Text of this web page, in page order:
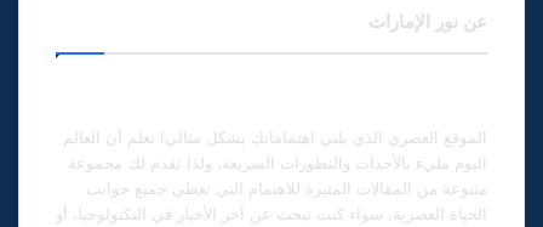
عن نور الإمارات
الموقع العصري الذي يلبي اهتماماتك بشكل مثالي! نعلم أن العالم
اليوم مليء بالأحداث والتطورات السريعة، ولذا نقدم لك مجموعة
متنوعة من المقالات المثيرة للاهتمام التي تغطي جميع جوانب
الحياة العصرية. سواء كنت تبحث عن آخر الأخبار في التكنولوجيا، أو